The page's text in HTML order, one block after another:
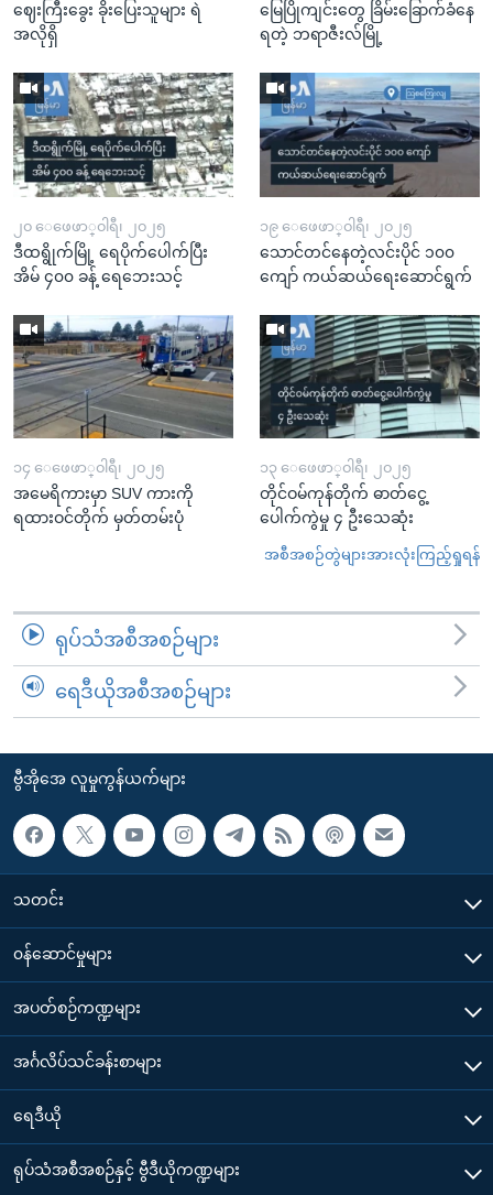
ဈေးကြီးခွေး ခိုးပြေးသူများ ရဲ
အလိုရှိ
မြေပြိုကျင်းတွေ ခြိမ်းခြောက်ခံနေ
ရတဲ့ ဘရာဇီးလ်မြို့
၂၀ ေဖေဖာ္၀ါရီ၊ ၂၀၂၅
ဒီထရွိုက်မြို့ ရေပိုက်ပေါက်ပြီး
အိမ် ၄၀၀ ခန့် ရေဘေးသင့်
၁၉ ေဖေဖာ္၀ါရီ၊ ၂၀၂၅
သောင်တင်နေတဲ့လင်းပိုင် ၁၀၀
ကျော် ကယ်ဆယ်ရေးဆောင်ရွက်
၁၄ ေဖေဖာ္၀ါရီ၊ ၂၀၂၅
အမေရိကားမှာ SUV ကားကို
ရထားဝင်တိုက် မှတ်တမ်းပုံ
၁၃ ေဖေဖာ္၀ါရီ၊ ၂၀၂၅
တိုင်ဝမ်ကုန်တိုက် ဓာတ်ငွေ့
ပေါက်ကွဲမှု ၄ ဦးသေဆုံး
အစီအစဉ်တွဲများအားလုံးကြည့်ရှုရန်
ရုပ်သံအစီအစဉ်များ
ရေဒီယိုအစီအစဉ်များ
ဗွီအိုအေ လူမှုကွန်ယက်များ
သတင်း
၀န်ဆောင်မှုများ
အပတ်စဉ်ကဏ္ဍများ
အင်္ဂလိပ်သင်ခန်းစာများ
ရေဒီယို
ရုပ်သံအစီအစဉ်နှင့် ဗွီဒီယိုကဏ္ဍများ